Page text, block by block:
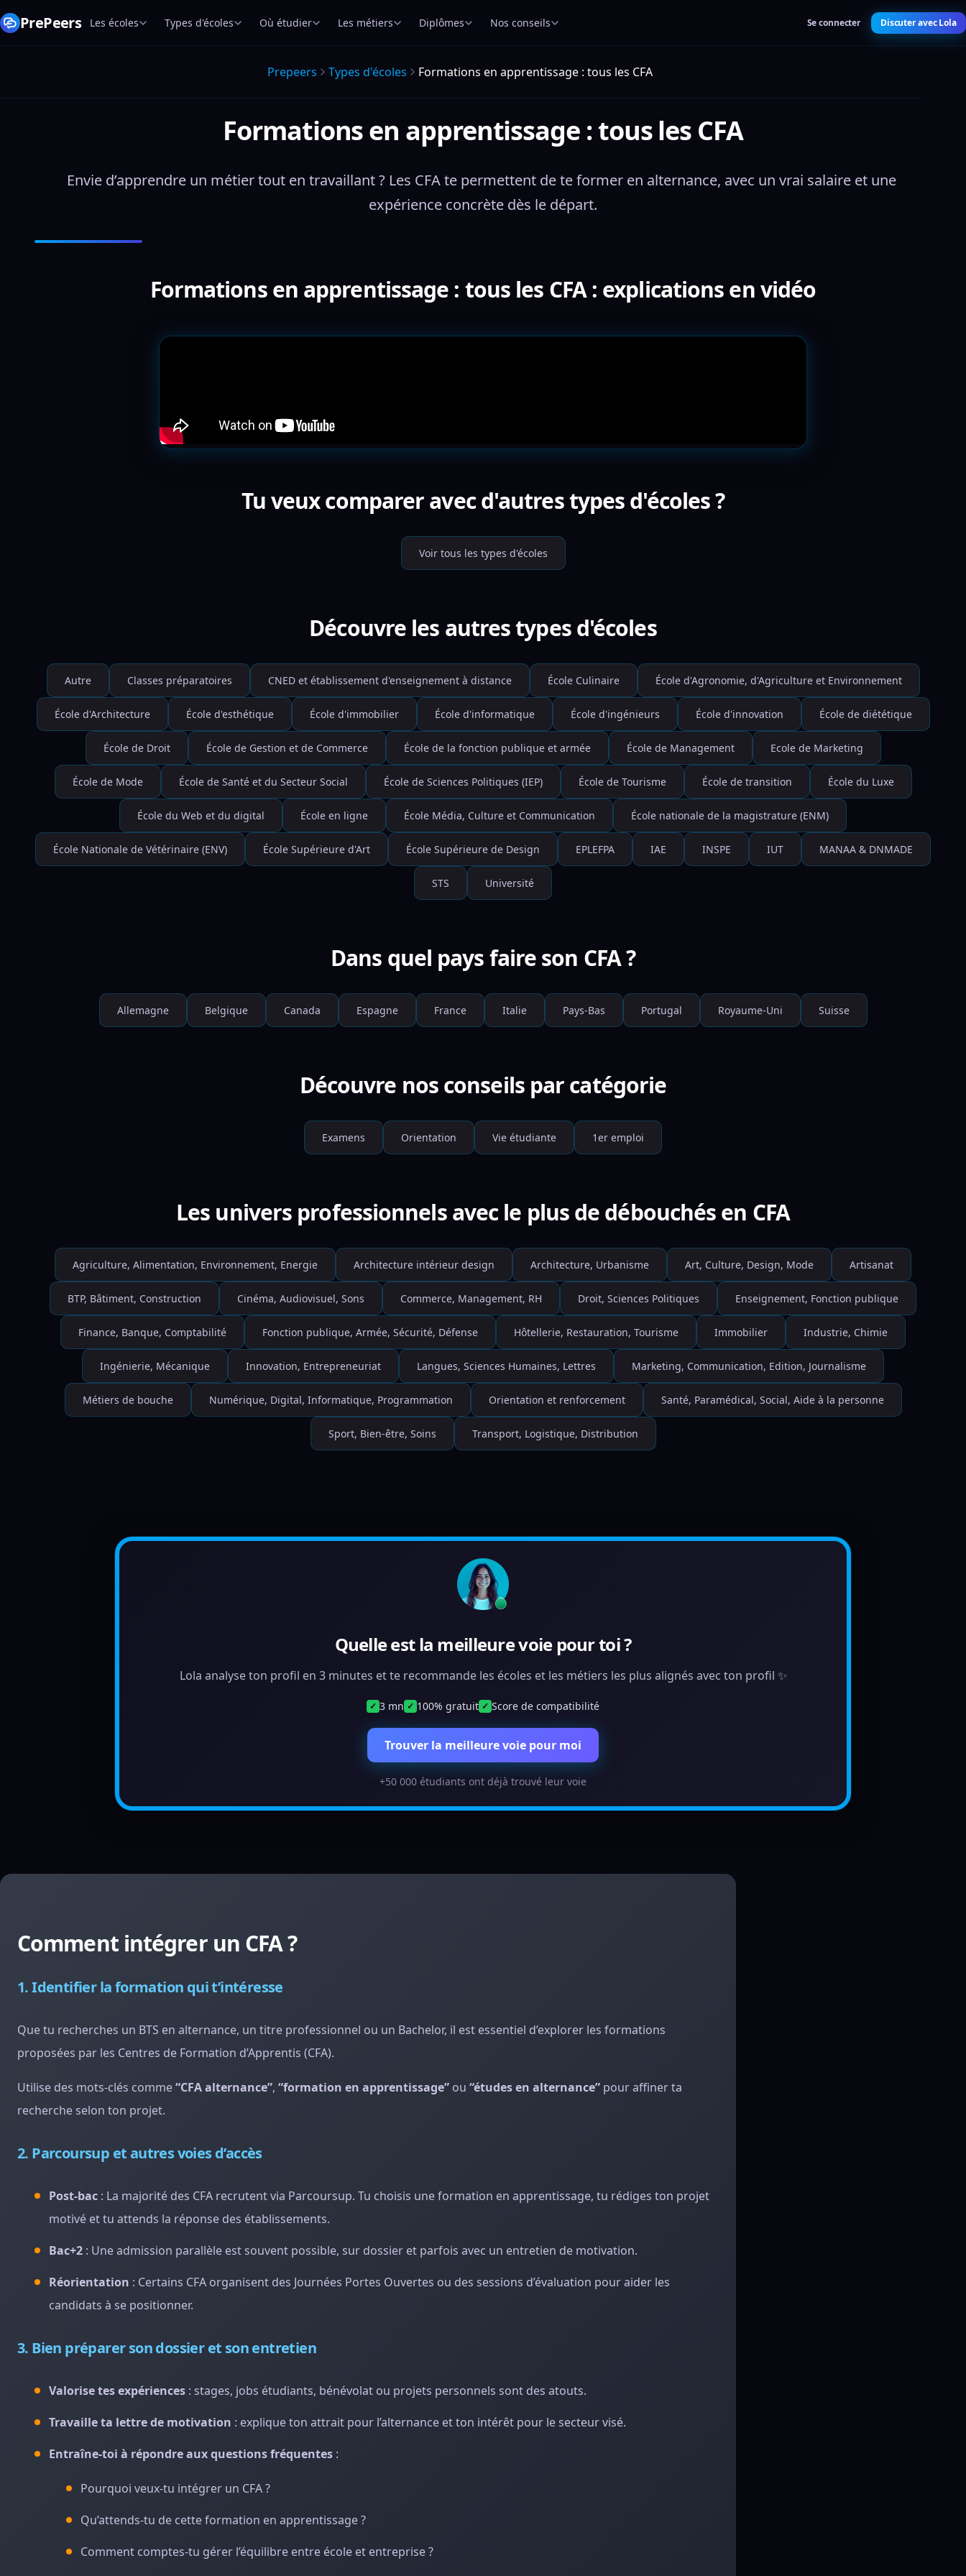
PrePeers Les écoles Types d'écoles Où étudier Les métiers Diplômes Nos conseils Se connecter Discuter avec Lola
Prepeers Types d'écoles Formations en apprentissage : tous les CFA
Formations en apprentissage : tous les CFA
Envie d’apprendre un métier tout en travaillant ? Les CFA te permettent de te former en alternance, avec un vrai salaire et une
expérience concrète dès le départ.
Formations en apprentissage : tous les CFA : explications en vidéo
Tu veux comparer avec d'autres types d'écoles ?
Voir tous les types d'écoles
Découvre les autres types d'écoles
Autre Classes préparatoires CNED et établissement d'enseignement à distance École Culinaire École d'Agronomie, d'Agriculture et Environnement
École d'Architecture École d'esthétique École d'immobilier École d'informatique École d'ingénieurs École d'innovation École de diététique
École de Droit École de Gestion et de Commerce École de la fonction publique et armée École de Management Ecole de Marketing
École de Mode École de Santé et du Secteur Social École de Sciences Politiques (IEP) École de Tourisme École de transition École du Luxe
École du Web et du digital École en ligne École Média, Culture et Communication École nationale de la magistrature (ENM)
École Nationale de Vétérinaire (ENV) École Supérieure d'Art École Supérieure de Design EPLEFPA IAE INSPE IUT MANAA & DNMADE
STS Université
Dans quel pays faire son CFA ?
Allemagne Belgique Canada Espagne France Italie Pays-Bas Portugal Royaume-Uni Suisse
Découvre nos conseils par catégorie
Examens Orientation Vie étudiante 1er emploi
Les univers professionnels avec le plus de débouchés en CFA
Agriculture, Alimentation, Environnement, Energie Architecture intérieur design Architecture, Urbanisme Art, Culture, Design, Mode Artisanat
BTP, Bâtiment, Construction Cinéma, Audiovisuel, Sons Commerce, Management, RH Droit, Sciences Politiques Enseignement, Fonction publique
Finance, Banque, Comptabilité Fonction publique, Armée, Sécurité, Défense Hôtellerie, Restauration, Tourisme Immobilier Industrie, Chimie
Ingénierie, Mécanique Innovation, Entrepreneuriat Langues, Sciences Humaines, Lettres Marketing, Communication, Edition, Journalisme
Métiers de bouche Numérique, Digital, Informatique, Programmation Orientation et renforcement Santé, Paramédical, Social, Aide à la personne
Sport, Bien-être, Soins Transport, Logistique, Distribution
Quelle est la meilleure voie pour toi ?
Lola analyse ton profil en 3 minutes et te recommande les écoles et les métiers les plus alignés avec ton profil ✨
✓ 3 mn ✓ 100% gratuit ✓ Score de compatibilité
Trouver la meilleure voie pour moi
+50 000 étudiants ont déjà trouvé leur voie
Comment intégrer un CFA ?
1. Identifier la formation qui t’intéresse
Que tu recherches un BTS en alternance, un titre professionnel ou un Bachelor, il est essentiel d’explorer les formations
proposées par les Centres de Formation d’Apprentis (CFA).
Utilise des mots-clés comme“CFA alternance”, “formation en apprentissage” ou “études en alternance” pour affiner ta
recherche selon ton projet.
2. Parcoursup et autres voies d’accès
Post-bac : La majorité des CFA recrutent via Parcoursup. Tu choisis une formation en apprentissage, tu rédiges ton projet
motivé et tu attends la réponse des établissements.
Bac+2 : Une admission parallèle est souvent possible, sur dossier et parfois avec un entretien de motivation.
Réorientation : Certains CFA organisent des Journées Portes Ouvertes ou des sessions d’évaluation pour aider les
candidats à se positionner.
3. Bien préparer son dossier et son entretien
Valorise tes expériences : stages, jobs étudiants, bénévolat ou projets personnels sont des atouts.
Travaille ta lettre de motivation : explique ton attrait pour l’alternance et ton intérêt pour le secteur visé.
Entraîne-toi à répondre aux questions fréquentes :
Pourquoi veux-tu intégrer un CFA ?
Qu’attends-tu de cette formation en apprentissage ?
Comment comptes-tu gérer l’équilibre entre école et entreprise ?